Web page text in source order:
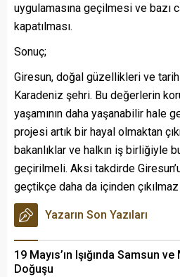
uygulamasına geçilmesi ve bazı
kapatılması.
Sonuç;
Giresun, doğal güzellikleri ve
Karadeniz şehri. Bu değerlerin
yaşamının daha yaşanabilir hale
projesi artık bir hayal olmaktan
bakanlıklar ve halkın iş birliğiyle
geçirilmeli. Aksi takdirde
geçtikçe daha da içinden çıkılmaz
Yazarın Son Yazıları
19 Mayıs’ın Işığında Samsun
Doğuşu